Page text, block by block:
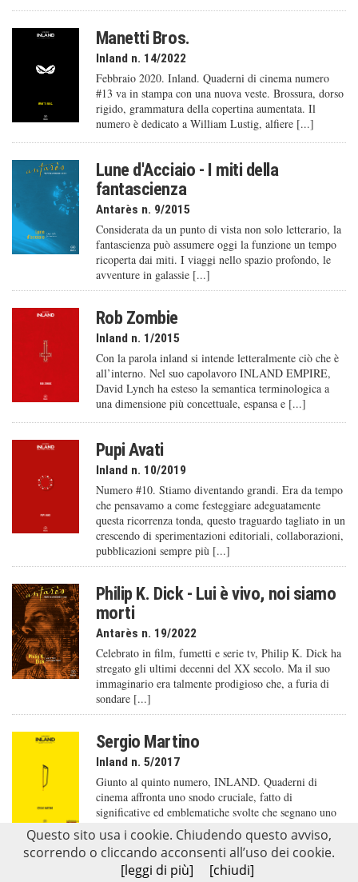
Manetti Bros.
Inland n. 14/2022
Febbraio 2020. Inland. Quaderni di cinema numero
#13 va in stampa con una nuova veste. Brossura, dorso
rigido, grammatura della copertina aumentata. Il
numero è dedicato a William Lustig, alfiere [...]
Lune d'Acciaio - I miti della
fantascienza
Antarès n. 9/2015
Considerata da un punto di vista non solo letterario, la
fantascienza può assumere oggi la funzione un tempo
ricoperta dai miti. I viaggi nello spazio profondo, le
avventure in galassie [...]
Rob Zombie
Inland n. 1/2015
Con la parola inland si intende letteralmente ciò che è
all’interno. Nel suo capolavoro INLAND EMPIRE,
David Lynch ha esteso la semantica terminologica a
una dimensione più concettuale, espansa e [...]
Pupi Avati
Inland n. 10/2019
Numero #10. Stiamo diventando grandi. Era da tempo
che pensavamo a come festeggiare adeguatamente
questa ricorrenza tonda, questo traguardo tagliato in un
crescendo di sperimentazioni editoriali, collaborazioni,
pubblicazioni sempre più [...]
Philip K. Dick - Lui è vivo, noi siamo
morti
Antarès n. 19/2022
Celebrato in film, fumetti e serie tv, Philip K. Dick ha
stregato gli ultimi decenni del XX secolo. Ma il suo
immaginario era talmente prodigioso che, a furia di
sondare [...]
Sergio Martino
Inland n. 5/2017
Giunto al quinto numero, INLAND. Quaderni di
cinema affronta uno snodo cruciale, fatto di
significative ed emblematiche svolte che segnano uno
scarto, un’apertura rispetto alla precedente linea
editoriale. Innanzitutto la scelta del [...]
Questo sito usa i cookie. Chiudendo questo avviso,
scorrendo o cliccando acconsenti all’uso dei cookie.
[leggi di più]
[chiudi]